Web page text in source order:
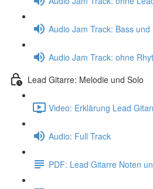
Audio Jam Track: Bass
Audio Jam Track: ohne
Lead Gitarre: Melodie und Solo
Video: Erklärung Lead
Audio: Full Track
PDF: Lead Gitarre Noten